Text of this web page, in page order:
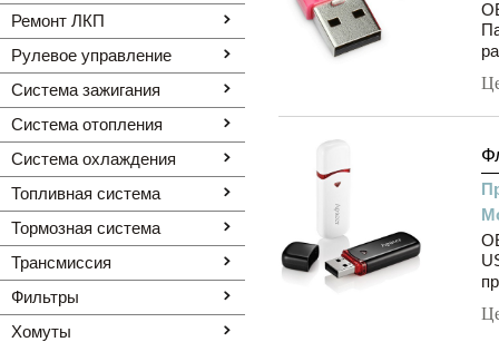
Ремонт ЛКП
Рулевое управление
Система зажигания
Система отопления
Система охлаждения
Топливная система
Тормозная система
Трансмиссия
Фильтры
Хомуты